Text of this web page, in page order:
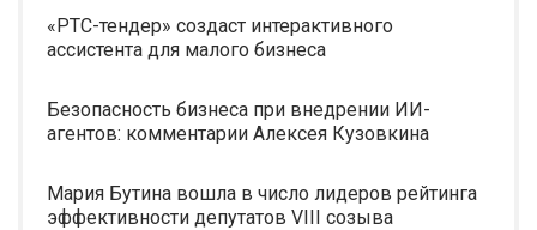
«РТС-тендер» создаст интерактивного
ассистента для малого бизнеса
Безопасность бизнеса при внедрении ИИ-
агентов: комментарии Алексея Кузовкина
Мария Бутина вошла в число лидеров рейтинга
эффективности депутатов VIII созыва